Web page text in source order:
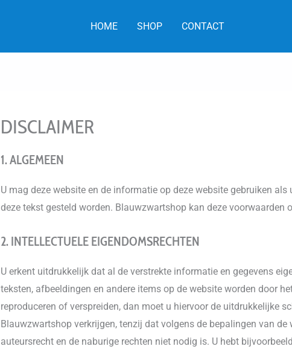
HOME SHOP CONTACT
DISCLAIMER
1. ALGEMEEN
U mag deze website en de informatie op deze website gebruiken
deze tekst gesteld worden. Blauwzwartshop kan deze voorwaarden
2. INTELLECTUELE EIGENDOMSRECHTEN
U erkent uitdrukkelijk dat al de verstrekte informatie en gegevens
teksten, afbeeldingen en andere items op de website worden door
reproduceren of verspreiden, dan moet u hiervoor de uitdrukkelijke
Blauwzwartshop verkrijgen, tenzij dat volgens de bepalingen van
auteursrecht en de naburige rechten niet nodig is. U hebt